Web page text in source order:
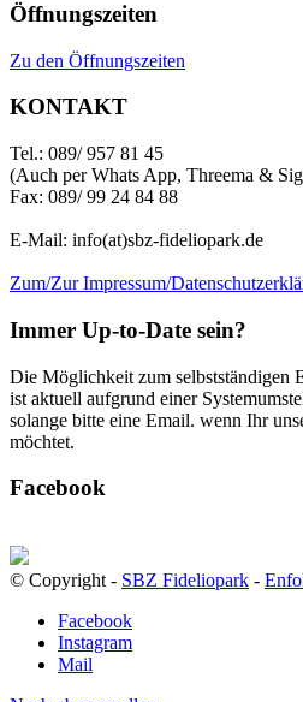
Öffnungszeiten
Zu den Öffnungszeiten
KONTAKT
Tel.: 089/ 957 81 45
(Auch per Whats App, Threema &
Fax: 089/ 99 24 84 88
E-Mail: info(at)sbz-fideliopark.de
Zum/Zur Impressum/
Immer Up-to-Date sein?
Die Möglichkeit zum selbstständigen
ist aktuell aufgrund einer
solange bitte eine Email. wenn Ihr
möchtet.
Facebook
© Copyright - SBZ Fideliopark -
Facebook
Instagram
Mail